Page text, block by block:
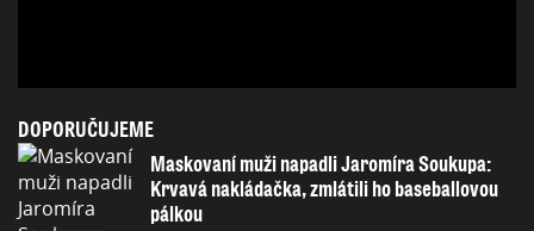
DOPORUČUJEME
Maskovaní muži napadli Jaromíra Soukupa:
Krvavá nakládačka, zmlátili ho baseballovou
pálkou